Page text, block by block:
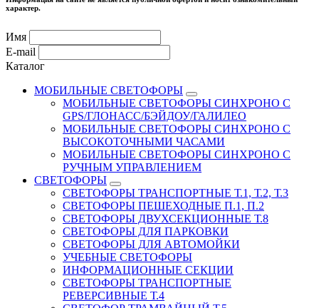
характер.
Имя
E-mail
Каталог
МОБИЛЬНЫЕ СВЕТОФОРЫ
МОБИЛЬНЫЕ СВЕТОФОРЫ СИНХРОНО С
GPS/ГЛОНАСС/БЭЙДОУ/ГАЛИЛЕО
МОБИЛЬНЫЕ СВЕТОФОРЫ СИНХРОНО С
ВЫСОКОТОЧНЫМИ ЧАСАМИ
МОБИЛЬНЫЕ СВЕТОФОРЫ СИНХРОНО С
РУЧНЫМ УПРАВЛЕНИЕМ
СВЕТОФОРЫ
СВЕТОФОРЫ ТРАНСПОРТНЫЕ Т.1, Т.2, Т.3
СВЕТОФОРЫ ПЕШЕХОДНЫЕ П.1, П.2
СВЕТОФОРЫ ДВУХСЕКЦИОННЫЕ Т.8
СВЕТОФОРЫ ДЛЯ ПАРКОВКИ
СВЕТОФОРЫ ДЛЯ АВТОМОЙКИ
УЧЕБНЫЕ СВЕТОФОРЫ
ИНФОРМАЦИОННЫЕ СЕКЦИИ
СВЕТОФОРЫ ТРАНСПОРТНЫЕ
РЕВЕРСИВНЫЕ Т.4